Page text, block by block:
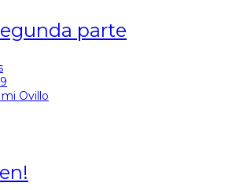
parte
Ovillo